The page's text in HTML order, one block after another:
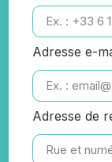
Adresse e-
Adresse de